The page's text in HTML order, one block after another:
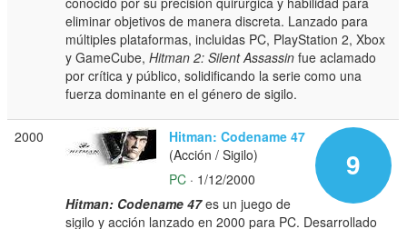
eliminar objetivos de manera discreta. Lanzado para
múltiples plataformas, incluidas PC, PlayStation 2, Xbox
y GameCube,Hitman 2: Silent Assassin fue aclamado
por crítica y público, solidificando la serie como una
fuerza dominante en el género de sigilo.
2000
9
Hitman: Codename 47
(Acción / Sigilo)
PC · 1/12/2000
Hitman: Codename 47es un juego de
sigilo y acción lanzado en 2000 para PC. Desarrollado